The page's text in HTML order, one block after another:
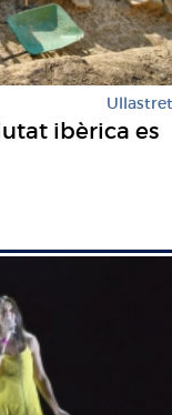
Ullastret
ibèrica es